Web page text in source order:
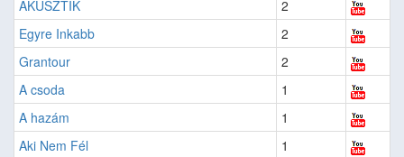
AKUSZTIK
2
Egyre Inkabb
2
Grantour
2
A csoda
1
A hazám
1
Aki Nem Fél
1